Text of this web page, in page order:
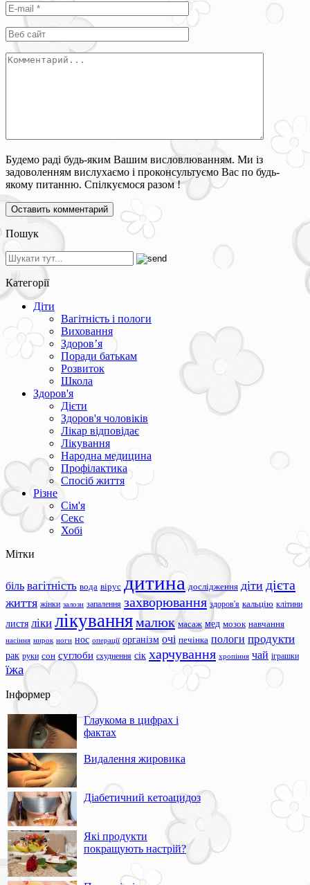
Будемо раді будь-яким Вашим висловлюванням. Ми із
задоволенням вислухаємо і проконсультуємо Вас по будь-
якому питанню. Спілкуємося разом !
Пошук
Категорії
Діти
Вагітність і пологи
Виховання
Здоров’я
Поради батькам
Розвиток
Школа
Здоров'я
Дієти
Здоров'я чоловіків
Лікар відповідає
Лікування
Народна медицина
Профілактика
Спосіб життя
Різне
Сім'я
Секс
Хобі
Мітки
біль вагітність вода вірус дитина дослідження діти дієта
життя жінки залози запалення захворювання здоров'я кальцію клітини
листя ліки лікуваннямалюк масаж мед мозок навчання
насіння нирок ноги нос операції організм очі печінка пологи продукти
рак руки сон суглоби схуднення сік харчування хропіння чай іграшки
їжа
Інформер
Глаукома в цифрах і
фактах
Видалення жировика
Діабетичний кетоацидоз
Які продукти
покращують настрій?